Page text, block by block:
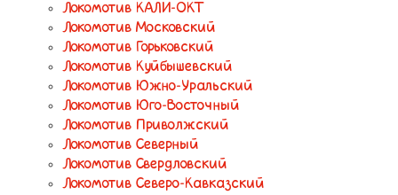
Локомотив КАЛИ-ОКТ
Локомотив Московский
Локомотив Горьковский
Локомотив Куйбышевский
Локомотив Южно-Уральский
Локомотив Юго-Восточный
Локомотив Приволжский
Локомотив Северный
Локомотив Свердловский
Локомотив Северо-Кавказский